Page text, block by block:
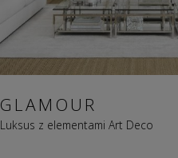
GLAMOUR
Luksus z elementami Art Deco